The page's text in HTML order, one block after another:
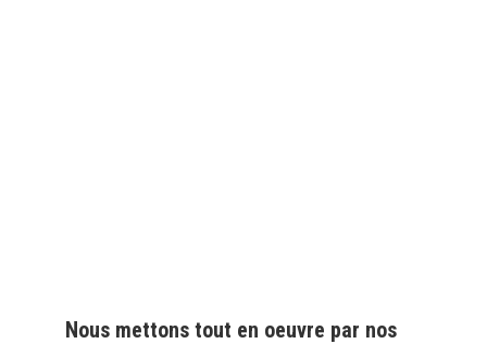
Nous mettons tout en oeuvre par nos